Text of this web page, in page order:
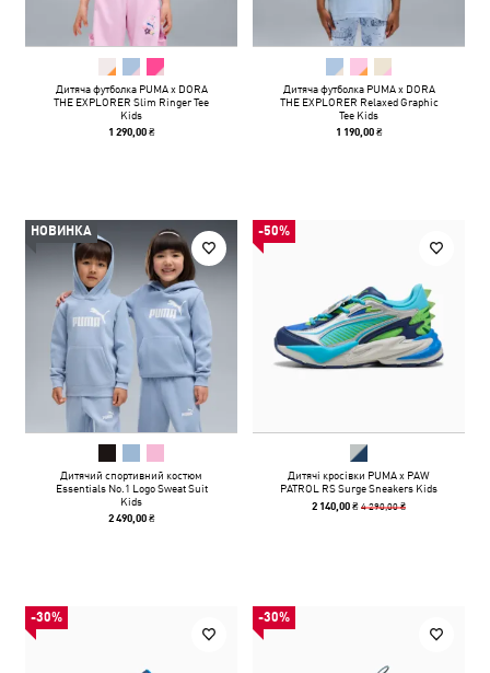
Дитяча футболка PUMA x DORA
THE EXPLORER Slim Ringer Tee
Kids
1 290,00 ₴
Дитяча футболка PUMA x DORA
THE EXPLORER Relaxed Graphic
Tee Kids
1 190,00 ₴
НОВИНКА
Дитячий спортивний костюм
Essentials No.1 Logo Sweat Suit
Kids
2 490,00 ₴
-50%
Дитячі кросівки PUMA x PAW
PATROL RS Surge Sneakers Kids
2 140,00 ₴4 290,00 ₴
-30% -30%